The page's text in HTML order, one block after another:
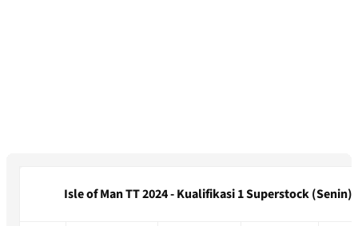
Isle of Man TT 2024 - Kualifikasi 1 Superstock (Senin)